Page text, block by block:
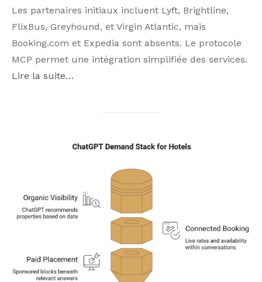
Les partenaires initiaux incluent Lyft, Brightline,
FlixBus, Greyhound, et Virgin Atlantic, mais
Booking.com et Expedia sont absents. Le protocole
MCP permet une intégration simplifiée des services.
Lire la suite…